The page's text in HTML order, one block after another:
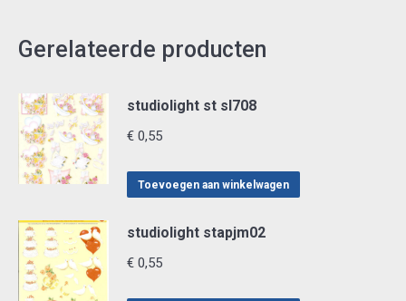
Gerelateerde producten
studiolight st sl708
€ 0,55
Toevoegen aan winkelwagen
studiolight stapjm02
€ 0,55